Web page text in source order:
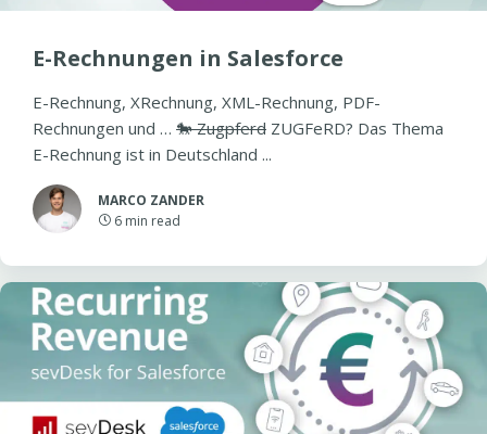
E-Rechnungen in Salesforce
E-Rechnung, XRechnung, XML-Rechnung, PDF-
Rechnungen und … 🐎 Zugpferd ZUGFeRD? Das Thema
E-Rechnung ist in Deutschland ...
MARCO ZANDER
6 min read